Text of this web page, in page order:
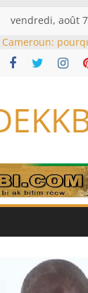
vendredi, août
Cameroun:
remaniement au
l’armée alors
logiciels écrits
Anthropic et
Disney
davantage profit
légendaires
France – Algérie:
policière contre